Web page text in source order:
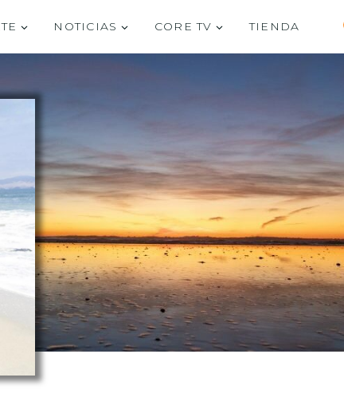
NOTICIAS CORE TV TIENDA